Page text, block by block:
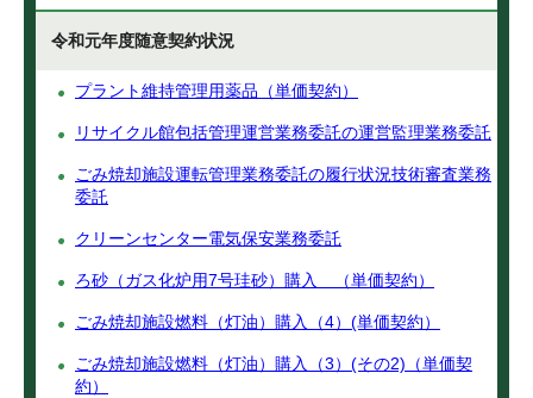
令和元年度随意契約状況
プラント維持管理用薬品（単価契約）
リサイクル館包括管理運営業務委託の運営監理業務委託
ごみ焼却施設運転管理業務委託の履行状況技術審査業務
委託
クリーンセンター電気保安業務委託
ろ砂（ガス化炉用7号珪砂）購入 （単価契約）
ごみ焼却施設燃料（灯油）購入（4）(単価契約）
ごみ焼却施設燃料（灯油）購入（3）(その2)（単価契
約）